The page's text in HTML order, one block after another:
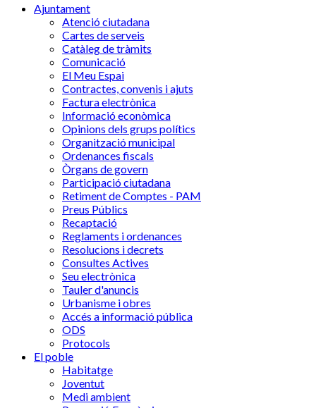
Ajuntament
Atenció ciutadana
Cartes de serveis
Catàleg de tràmits
Comunicació
El Meu Espai
Contractes, convenis i ajuts
Factura electrònica
Informació econòmica
Opinions dels grups polítics
Organització municipal
Ordenances fiscals
Òrgans de govern
Participació ciutadana
Retiment de Comptes - PAM
Preus Públics
Recaptació
Reglaments i ordenances
Resolucions i decrets
Consultes Actives
Seu electrònica
Tauler d'anuncis
Urbanisme i obres
Accés a informació pública
ODS
Protocols
El poble
Habitatge
Joventut
Medi ambient